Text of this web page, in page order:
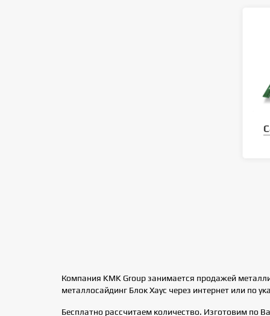
Компания KMK Group занимается продажей
металлосайдинг Блок Хаус через интернет или по
Бесплатно рассчитаем количество. Изготовим по